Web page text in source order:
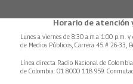
Horario de atención
Lunes a viernes de 8:30 a.m.a 1:00 p.m.
de Medios Públicos, Carrera 45 # 26-33,
Línea directa Radio Nacional de
de Colombia: 01 8000 118 959.